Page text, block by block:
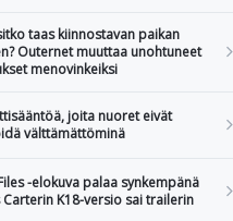
taas kiinnostavan paikan
Outernet muuttaa unohtuneet
menovinkeiksi
joita nuoret eivät
välttämättöminä
-elokuva palaa synkempänä
Carterin K18-versio sai trailerin